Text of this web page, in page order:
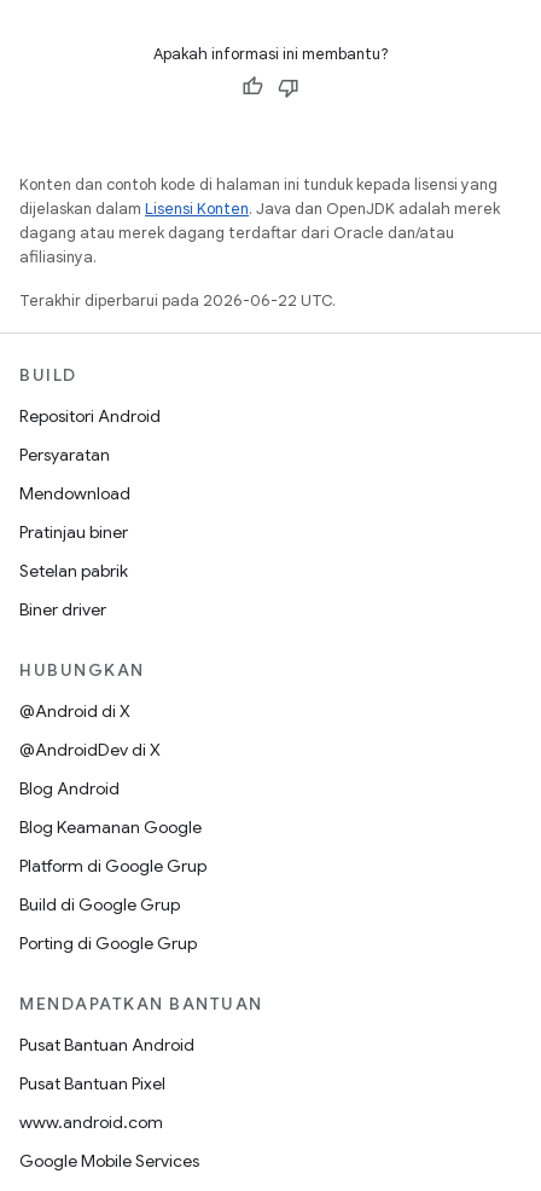
Apakah informasi ini membantu?
Konten dan contoh kode di halaman ini tunduk kepada lisensi yang
dijelaskan dalam Lisensi Konten. Java dan OpenJDK adalah merek
dagang atau merek dagang terdaftar dari Oracle dan/atau
afiliasinya.
Terakhir diperbarui pada 2026-06-22 UTC.
BUILD
Repositori Android
Persyaratan
Mendownload
Pratinjau biner
Setelan pabrik
Biner driver
HUBUNGKAN
@Android di X
@AndroidDev di X
Blog Android
Blog Keamanan Google
Platform di Google Grup
Build di Google Grup
Porting di Google Grup
MENDAPATKAN BANTUAN
Pusat Bantuan Android
Pusat Bantuan Pixel
www.android.com
Google Mobile Services